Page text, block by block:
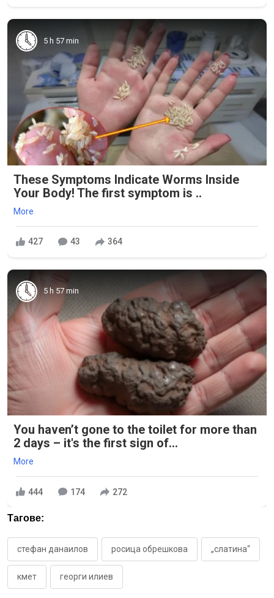
5 h 57 min
These Symptoms Indicate Worms Inside
Your Body! The first symptom is ..
More
427 43 364
5 h 57 min
You haven’t gone to the toilet for more than
2 days – it's the first sign of...
More
444 174 272
Тагове:
стефан данаилов росица обрешкова „слатина“
кмет георги илиев